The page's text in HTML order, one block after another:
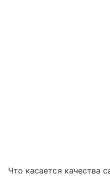
Что касается качества